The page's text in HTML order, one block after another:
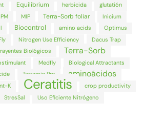
Equilibrium herbicida glutatión
MIP Terra-Sorb foliar Inicium
Biocontrol amino acids Optimus
Nitrogen Use Efficiency
Dacus Trap
Biológicos Terra-Sorb
Medfly
Biological Attractants
Terramin Pro aminoácidos
K Ceratitis
crop productivity
StresSal Uso Eficiente Nitrógeno